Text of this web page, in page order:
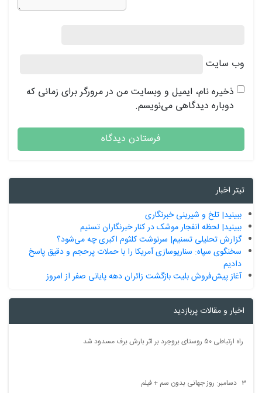
وب‌ سایت
ذخیره نام، ایمیل و وبسایت من در مرورگر برای زمانی که
دوباره دیدگاهی می‌نویسم.
تیتر اخبار
ببینید| تلخ و شیرینی خبرنگاری
ببینید| لحظه انفجار موشک‌ در کنار خبرنگاران تسنیم
گزارش تحلیلی تسنیم| سرنوشت کلثوم اکبری چه می‌شود؟
سخنگوی سپاه: سناریوسازی آمریکا را با حملات پرحجم‌‌ و دقیق‌ پاسخ
دادیم
آغاز پیش‌فروش بلیت بازگشت زائران دهه پایانی صفر از امروز
اخبار و مقالات پربازدید
راه ارتباطی ۵۰ روستای بروجرد بر اثر بارش برف مسدود شد